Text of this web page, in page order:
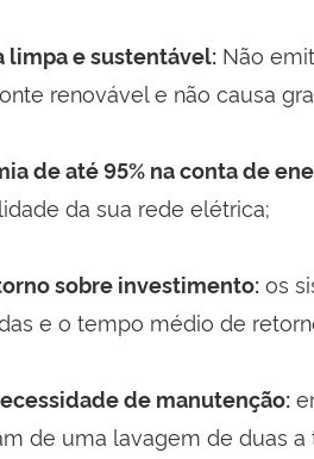
limpa e sustentável: Não
renovável e não causa
de até 95% na conta de
da sua rede elétrica;
sobre investimento: os
e o tempo médio de
de manutenção:
de uma lavagem de duas